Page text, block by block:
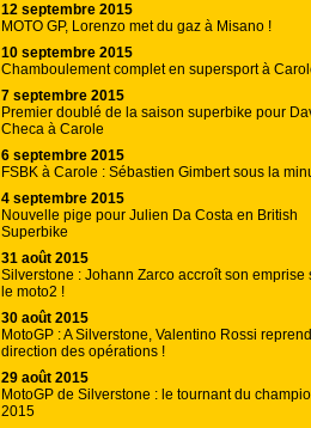
12 septembre 2015
MOTO GP, Lorenzo met du gaz à Misano !
10 septembre 2015
Chamboulement complet en supersport à
7 septembre 2015
Premier doublé de la saison superbike pour
Checa à Carole
6 septembre 2015
FSBK à Carole : Sébastien Gimbert sous la
4 septembre 2015
Nouvelle pige pour Julien Da Costa en British
Superbike
31 août 2015
Silverstone : Johann Zarco accroît son emprise
le moto2 !
30 août 2015
MotoGP : A Silverstone, Valentino Rossi
direction des opérations !
29 août 2015
MotoGP de Silverstone : le tournant du
2015